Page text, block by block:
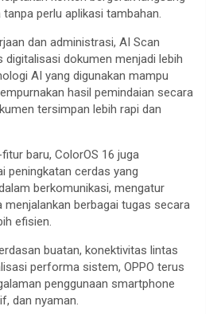
perlu aplikasi tambahan.
dan administrasi, AI Scan
digitalisasi dokumen menjadi lebih
AI yang digunakan mampu
hasil pemindaian secara
tersimpan lebih rapi dan
baru, ColorOS 16 juga
peningkatan cerdas yang
berkomunikasi, mengatur
menjalankan berbagai tugas secara
efisien.
buatan, konektivitas lintas
performa sistem, OPPO terus
penggunaan smartphone
dan nyaman.